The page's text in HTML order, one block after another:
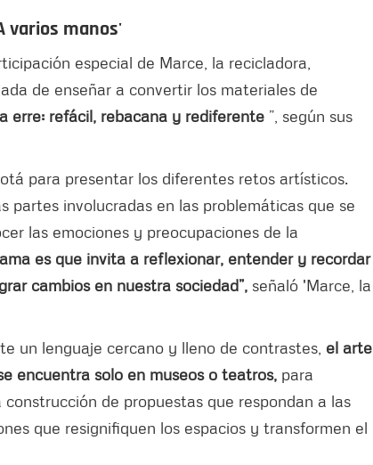
varios manos'
especial de Marce, la recicladora,
de enseñar a convertir los materiales de
erre: refácil, rebacana y rediferente ”, según sus
para presentar los diferentes retos artísticos.
partes involucradas en las problemáticas que se
las emociones y preocupaciones de la
es que invita a reflexionar, entender y recordar
cambios en nuestra sociedad”, señaló 'Marce, la
un lenguaje cercano y lleno de contrastes, el arte
encuentra solo en museos o teatros, para
de propuestas que respondan a las
que resignifiquen los espacios y transformen el